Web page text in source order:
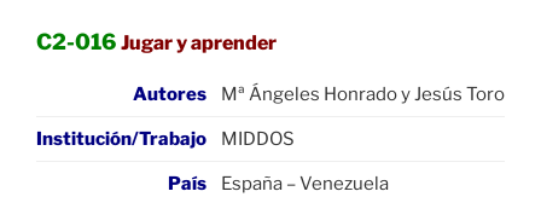
C2-016 Jugar y aprender
Autores Mª Ángeles Honrado y Jesús Toro
Institución/Trabajo MIDDOS
País España – Venezuela